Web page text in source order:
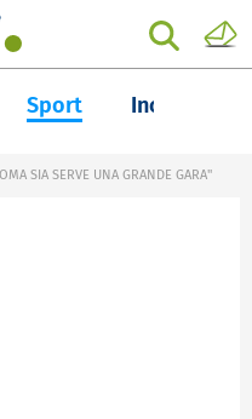
Sport Inchieste
SIA SERVE UNA GRANDE GARA"